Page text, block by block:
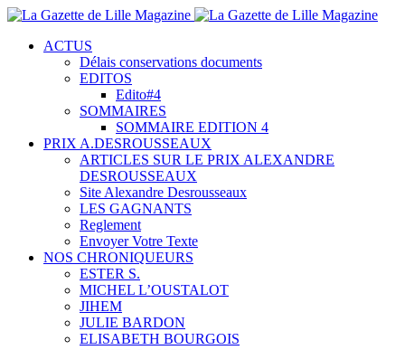
ACTUS
Délais conservations documents
EDITOS
Edito#4
SOMMAIRES
SOMMAIRE EDITION 4
PRIX A.DESROUSSEAUX
ARTICLES SUR LE PRIX ALEXANDRE
DESROUSSEAUX
Site Alexandre Desrousseaux
LES GAGNANTS
Reglement
Envoyer Votre Texte
NOS CHRONIQUEURS
ESTER S.
MICHEL L’OUSTALOT
JIHEM
JULIE BARDON
ELISABETH BOURGOIS